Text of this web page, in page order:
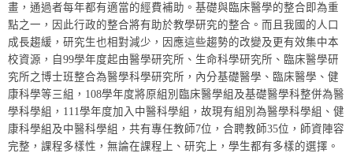
畫，通過者每年都有適當的經費補助。基礎與臨床醫學的整合即為重
點之一，因此行政的整合將有助於教學研究的整合。而且我國的人口
成長趨緩，研究生也相對減少，因應這些趨勢的改變及更有效集中本
校資源，自99學年度起由醫學研究所、生命科學研究所、臨床醫學研
究所之博士班整合為醫學科學研究所，內分基礎醫學、臨床醫學、健
康科學等三組，108學年度將原組別臨床醫學組及基礎醫學科整併為醫
學科學組，111學年度加入中醫科學組，故現有組別為醫學科學組、健
康科學組及中醫科學組，共有專任教師7位，合聘教師35位，師資陣容
完整，課程多樣性，無論在課程上、研究上，學生都有多樣的選擇。